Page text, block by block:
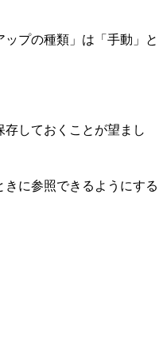
プの種類」は「手動」と
しておくことが望まし
に参照できるようにする